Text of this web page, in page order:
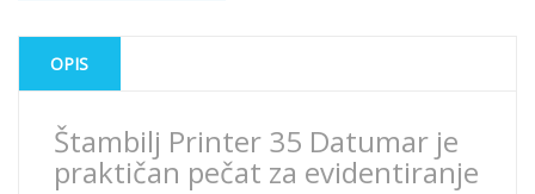
OPIS
Štambilj Printer 35 Datumar je
praktičan pečat za evidentiranje